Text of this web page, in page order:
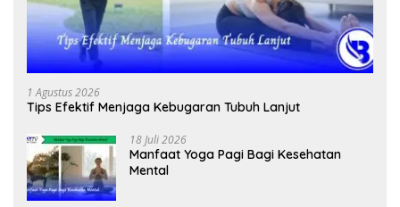
1 Agustus 2026
Tips Efektif Menjaga Kebugaran Tubuh Lanjut
18 Juli 2026
Manfaat Yoga Pagi Bagi Kesehatan
Mental